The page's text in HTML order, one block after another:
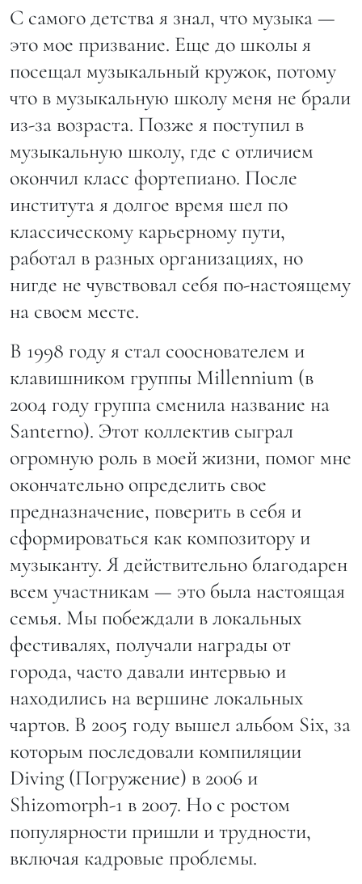
С самого детства я знал, что музыка —
это мое призвание. Еще до школы я
посещал музыкальный кружок, потому
что в музыкальную школу меня не брали
из-за возраста. Позже я поступил в
музыкальную школу, где с отличием
окончил класс фортепиано. После
института я долгое время шел по
классическому карьерному пути,
работал в разных организациях, но
нигде не чувствовал себя по-настоящему
на своем месте.
В 1998 году я стал сооснователем и
клавишником группы Millennium (в
2004 году группа сменила название на
Santerno). Этот коллектив сыграл
огромную роль в моей жизни, помог мне
окончательно определить свое
предназначение, поверить в себя и
сформироваться как композитору и
музыканту. Я действительно благодарен
всем участникам — это была настоящая
семья. Мы побеждали в локальных
фестивалях, получали награды от
города, часто давали интервью и
находились на вершине локальных
чартов. В 2005 году вышел альбом Six, за
которым последовали компиляции
Diving (Погружение) в 2006 и
Shizomorph-1 в 2007. Но с ростом
популярности пришли и трудности,
включая кадровые проблемы.